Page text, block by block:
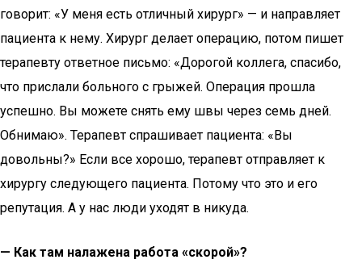
говорит: «У меня есть отличный хирург» — и направляет
пациента к нему. Хирург делает операцию, потом пишет
терапевту ответное письмо: «Дорогой коллега, спасибо,
что прислали больного с грыжей. Операция прошла
успешно. Вы можете снять ему швы через семь дней.
Обнимаю». Терапевт спрашивает пациента: «Вы
довольны?» Если все хорошо, терапевт отправляет к
хирургу следующего пациента. Потому что это и его
репутация. А у нас люди уходят в никуда.
— Как там налажена работа «скорой»?